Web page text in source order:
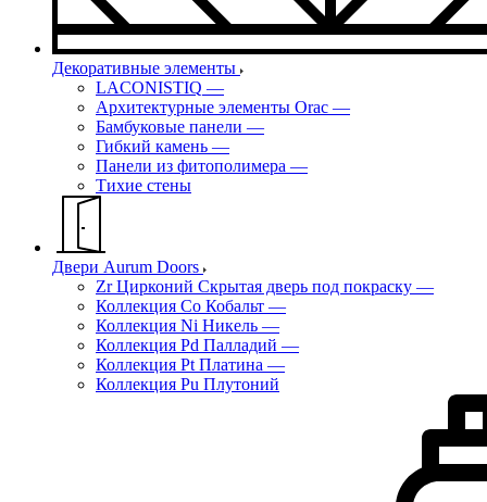
Декоративные элементы
LACONISTIQ —
Архитектурные элементы Orac —
Бамбуковые панели —
Гибкий камень —
Панели из фитополимера —
Тихие стены
Двери Aurum Doors
Zr Цирконий Скрытая дверь под покраску —
Коллекция Co Кобальт —
Коллекция Ni Никель —
Коллекция Pd Палладий —
Коллекция Pt Платина —
Коллекция Pu Плутоний